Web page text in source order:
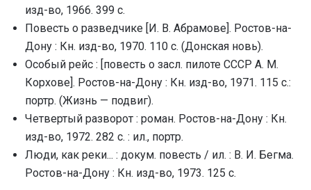
изд-во, 1966. 399 с.
Повесть о разведчике [И. В. Абрамове]. Ростов-на-
Дону : Кн. изд-во, 1970. 110 с. (Донская новь).
Особый рейс : [повесть о засл. пилоте СССР А. М.
Корхове]. Ростов-на-Дону : Кн. изд-во, 1971. 115 с.:
портр. (Жизнь — подвиг).
Четвертый разворот : роман. Ростов-на-Дону : Кн.
изд-во, 1972. 282 с. : ил., портр.
Люди, как реки... : докум. повесть / ил. : В. И. Бегма.
Ростов-на-Дону : Кн. изд-во, 1973. 125 с.